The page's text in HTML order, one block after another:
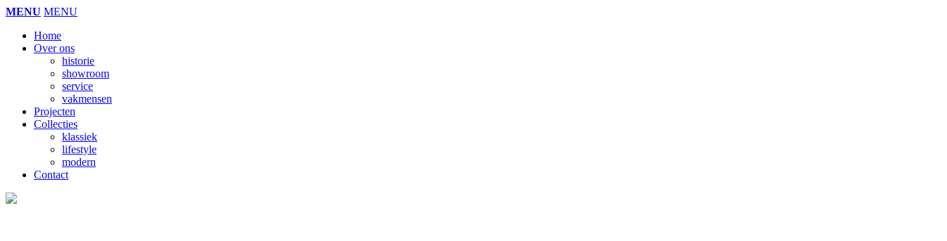
MENU MENU
Home
Over ons
historie
showroom
service
vakmensen
Projecten
Collecties
klassiek
lifestyle
modern
Contact